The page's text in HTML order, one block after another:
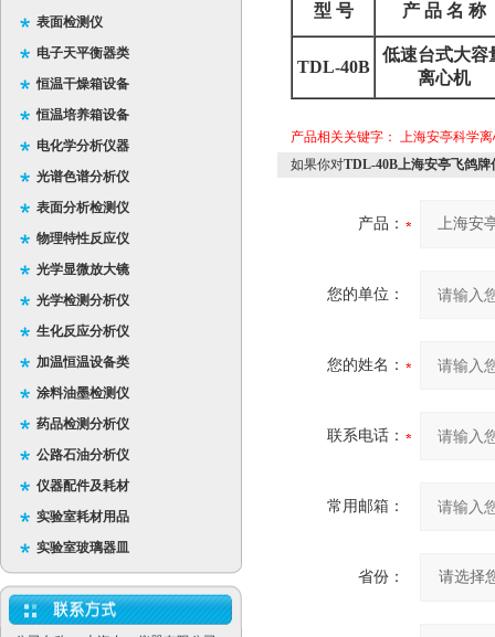
表面检测仪
电子天平衡器类
恒温干燥箱设备
恒温培养箱设备
电化学分析仪器
光谱色谱分析仪
表面分析检测仪
物理特性反应仪
光学显微放大镜
光学检测分析仪
生化反应分析仪
加温恒温设备类
涂料油墨检测仪
药品检测分析仪
公路石油分析仪
仪器配件及耗材
实验室耗材用品
实验室玻璃器皿
型 号 产 品 名 称
TDL-40B
低速台式大容
离心机
产品相关关键字： 上海安亭科学
如果你对TDL-40B上海安亭飞鸽
产品：
您的单位：
您的姓名：
联系电话：
常用邮箱：
省份：